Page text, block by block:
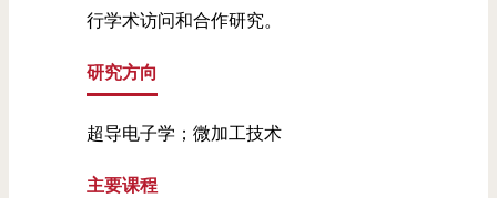
行学术访问和合作研究。
研究方向
超导电子学；微加工技术
主要课程